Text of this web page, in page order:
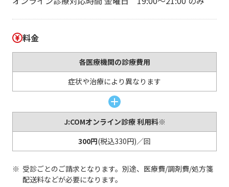
料金
各医療機関の診療費用
症状や治療により異なります
J:COMオンライン診療 利用料※
300円(税込330円)／回
受診ごとのご請求となります。別途、医療費/調剤費/処方箋
配送料などが必要になります。